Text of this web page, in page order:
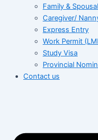
Family &
Caregiver/
Express Entry
Work Permit
Study Visa
Provincial
Contact us